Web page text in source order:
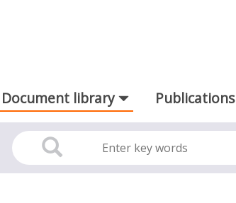
Document library Publications